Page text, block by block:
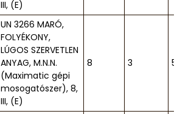
III, (E)
UN 3266 MARÓ,
FOLYÉKONY,
LÚGOS SZERVETLEN
ANYAG, M.N.N.
(Maximatic gépi
mosogatószer), 8,
III, (E)
8 3